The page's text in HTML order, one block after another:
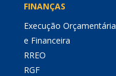
FINANÇAS
Execução Orçamentária
e Financeira
RREO
RGF